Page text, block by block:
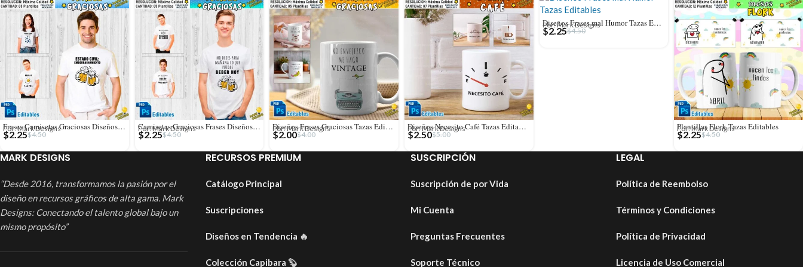
Frases Camisetas Graciosas Diseños Editables
Por: Mark Designs
$4.50
$2.25
Camisetas Graciosas Frases Diseños Editables
Por: Mark Designs
$4.50
$2.25
Diseños Frases Graciosas Tazas Editables
Por: Mark Designs
$4.00
$2.00
Diseños Necesito Café Tazas Editables
Por: Mark Designs
$5.00
$2.50
Diseños Frases mal Humor Tazas Editables
Por: Mark Designs
$4.50
$2.25
Plantillas Flork Tazas Editables
Por: Mark Designs
$4.50
$2.25
MARK DESIGNS
“Desde 2016, transformamos la pasión por el
diseño en recursos gráficos de alta gama. Mark
Designs: Conectando el talento global bajo un
mismo propósito”
RECURSOS PREMIUM
Catálogo Principal
Suscripciones
Diseños en Tendencia 🔥
Colección Capibara 🦫
SUSCRIPCIÓN
Suscripción de por Vida
Mi Cuenta
Preguntas Frecuentes
Soporte Técnico
LEGAL
Política de Reembolso
Términos y Condiciones
Política de Privacidad
Licencia de Uso Comercial